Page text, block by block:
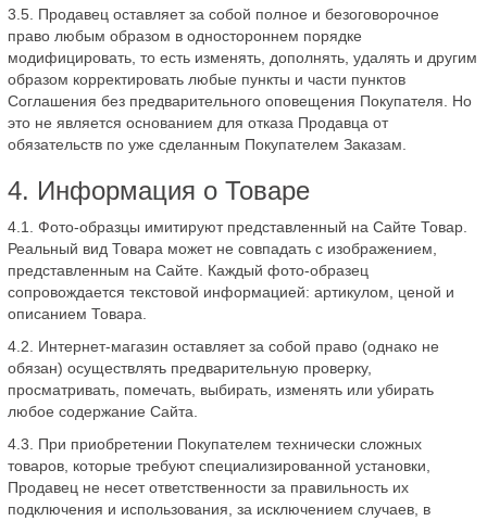
3.5. Продавец оставляет за собой полное и безоговорочное
право любым образом в одностороннем порядке
модифицировать, то есть изменять, дополнять, удалять и другим
образом корректировать любые пункты и части пунктов
Соглашения без предварительного оповещения Покупателя. Но
это не является основанием для отказа Продавца от
обязательств по уже сделанным Покупателем Заказам.
4. Информация о Товаре
4.1. Фото-образцы имитируют представленный на Сайте Товар.
Реальный вид Товара может не совпадать с изображением,
представленным на Сайте. Каждый фото-образец
сопровождается текстовой информацией: артикулом, ценой и
описанием Товара.
4.2. Интернет-магазин оставляет за собой право (однако не
обязан) осуществлять предварительную проверку,
просматривать, помечать, выбирать, изменять или убирать
любое содержание Сайта.
4.3. При приобретении Покупателем технически сложных
товаров, которые требуют специализированной установки,
Продавец не несет ответственности за правильность их
подключения и использования, за исключением случаев, в